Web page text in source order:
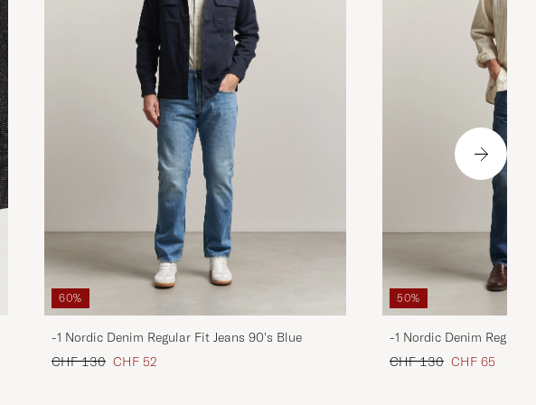
60%
-1 Nordic Denim Regular Fit Jeans 90's Blue
Regulärer Preis
CHF 130 Reduzierter Preis
CHF 52
50%
-1 Nordic Denim Regular
Regulärer Preis
CHF 130 Reduzierter
CHF 65